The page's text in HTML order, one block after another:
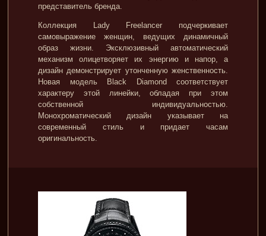
представитель бренда.
Коллекция Lady Freelancer подчеркивает
самовыражение женщин, ведущих динамичный
образ жизни. Эксклюзивный автоматический
механизм олицетворяет их энергию и напор, а
дизайн демонстрирует утонченную женственность.
Новая модель Black Diamond соответствует
характеру этой линейки, обладая при этом
собственной индивидуальностью.
Монохроматический дизайн указывает на
современный стиль и придает часам
оригинальность.